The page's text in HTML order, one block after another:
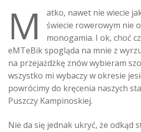
M
atko, nawet nie wiecie
świecie rowerowym nie
monogamia. I ok, choć
eMTeBik spogląda na mnie z
na przejażdżkę znów wybieram
wszystko mi wybaczy w okresie
powrócimy do kręcenia naszych
Puszczy Kampinoskiej.
Nie da się jednak ukryć, że odkąd